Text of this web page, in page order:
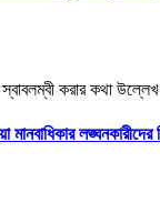
স্বাবলম্বী করার কথা